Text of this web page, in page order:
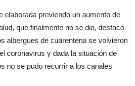
elaborada previendo un aumento de
que finalmente no se dio, destacó
albergues de cuarentena se volvieron
coronavirus y dada la situación de
no se pudo recurrir a los canales